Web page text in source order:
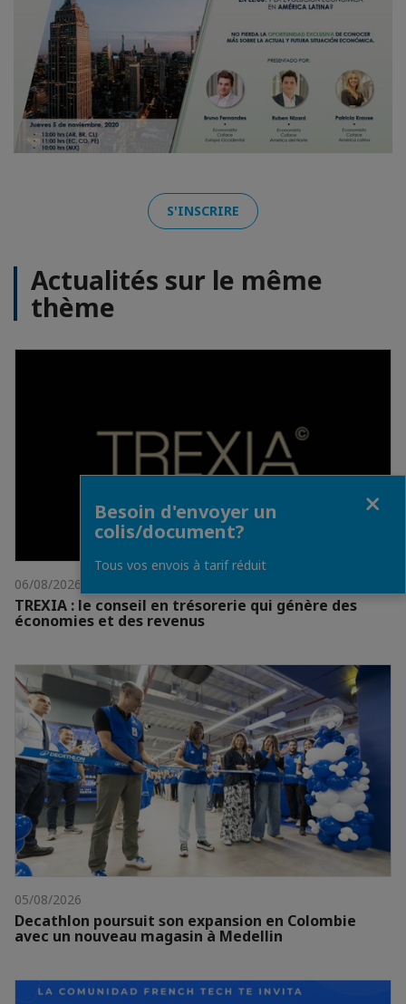
S'INSCRIRE
Actualités sur le même
thème
06/08/2026
TREXIA : le conseil en trésorerie qui génère des
économies et des revenus
05/08/2026
Decathlon poursuit son expansion en Colombie
avec un nouveau magasin à Medellin
Besoin d'envoyer un
colis/document?
Tous vos envois à tarif réduit